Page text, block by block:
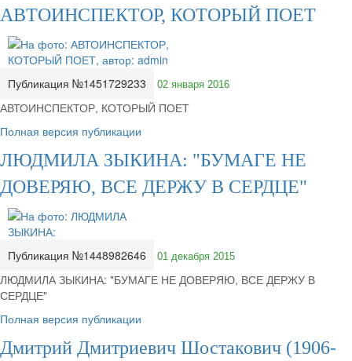
АВТОИНСПЕКТОР, КОТОРЫЙ ПОЕТ
Публикация №1451729233 02 января 2016
АВТОИНСПЕКТОР, КОТОРЫЙ ПОЕТ
Полная версия публикации
ЛЮДМИЛА ЗЫКИНА: "БУМАГЕ НЕ
ДОВЕРЯЮ, ВСЕ ДЕРЖУ В СЕРДЦЕ"
Публикация №1448982646 01 декабря 2015
ЛЮДМИЛА ЗЫКИНА: "БУМАГЕ НЕ ДОВЕРЯЮ, ВСЕ ДЕРЖУ В
СЕРДЦЕ"
Полная версия публикации
Дмитрий Дмитриевич Шостакович (1906-